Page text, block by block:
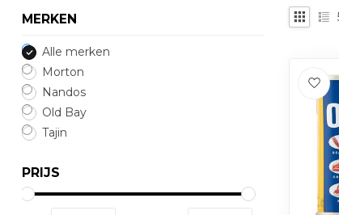
MERKEN
Alle merken
Morton
Nandos
Old Bay
Tajin
PRIJS